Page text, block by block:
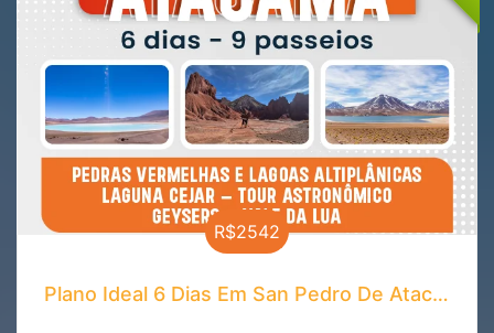
R$2542
Plano Ideal 6 Dias Em San Pedro De Atacama